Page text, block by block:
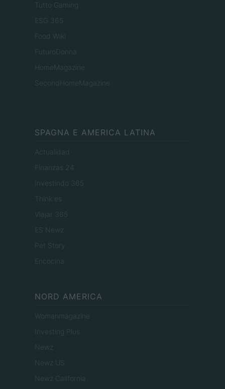
Tutto Gaming
ESG 365
Food Wiki
FuturoDonna
HomeMagazine
SecondHomeMagazine
SPAGNA E AMERICA LATINA
Actualidad
Finanzas 24
Investindo 365
Think.es
Viajar 365
ES Newz
Pet Story
Encocina
NORD AMERICA
Womanmagazine
Investing Plus
Newz
Newz US
Newz California